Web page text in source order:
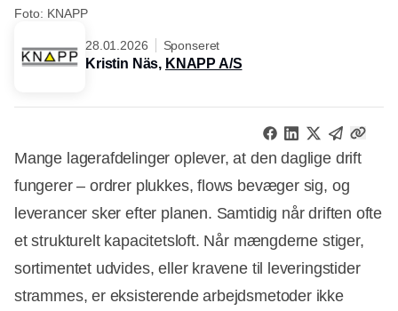
Foto: KNAPP
28.01.2026 Sponseret
Kristin Näs, KNAPP A/S
Mange lagerafdelinger oplever, at den daglige drift
fungerer – ordrer plukkes, flows bevæger sig, og
leverancer sker efter planen. Samtidig når driften ofte
et strukturelt kapacitetsloft. Når mængderne stiger,
sortimentet udvides, eller kravene til leveringstider
strammes, er eksisterende arbejdsmetoder ikke